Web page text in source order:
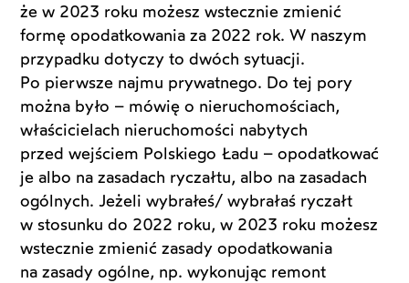
że w 2023 roku możesz wstecznie zmienić
formę opodatkowania za 2022 rok. W naszym
przypadku dotyczy to dwóch sytuacji.
Po pierwsze najmu prywatnego. Do tej pory
można było – mówię o nieruchomościach,
właścicielach nieruchomości nabytych
przed wejściem Polskiego Ładu – opodatkować
je albo na zasadach ryczałtu, albo na zasadach
ogólnych. Jeżeli wybrałeś/ wybrałaś ryczałt
w stosunku do 2022 roku, w 2023 roku możesz
wstecznie zmienić zasady opodatkowania
na zasady ogólne, np. wykonując remont